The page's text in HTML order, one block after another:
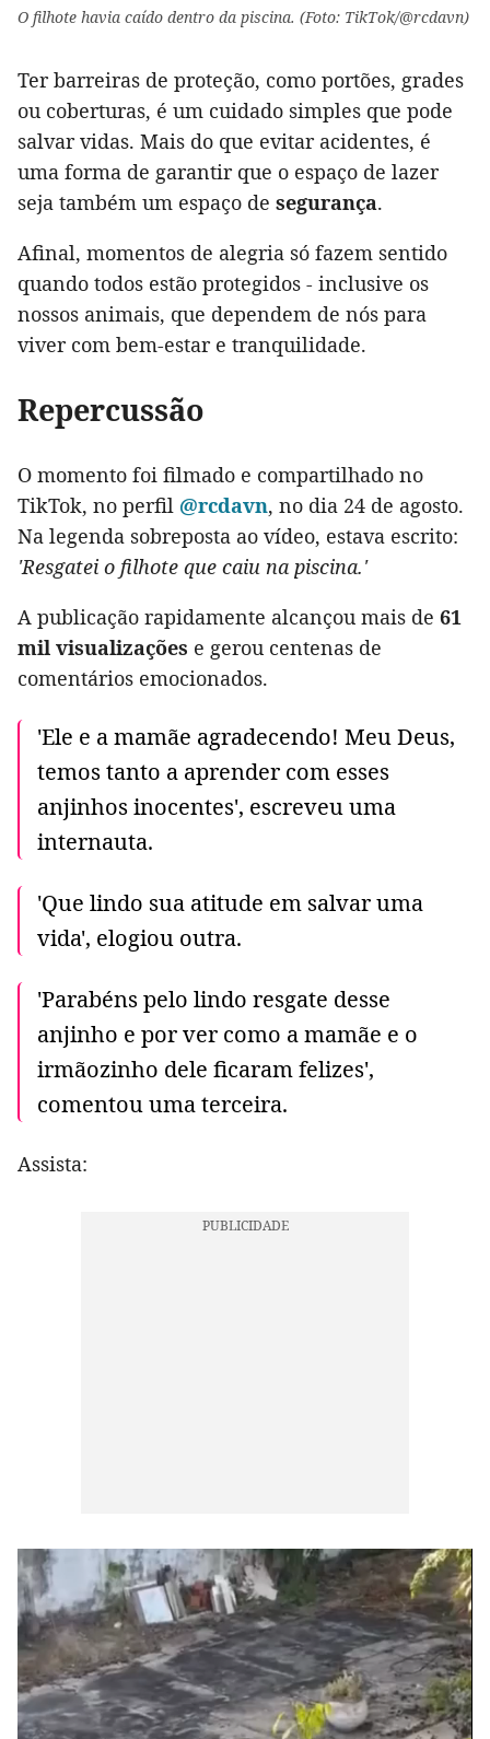
O filhote havia caído dentro da piscina. (Foto: TikTok/@rcdavn)
Ter barreiras de proteção, como portões, grades
ou coberturas, é um cuidado simples que pode
salvar vidas. Mais do que evitar acidentes, é
uma forma de garantir que o espaço de lazer
seja também um espaço de segurança.
Afinal, momentos de alegria só fazem sentido
quando todos estão protegidos - inclusive os
nossos animais, que dependem de nós para
viver com bem-estar e tranquilidade.
Repercussão
O momento foi filmado e compartilhado no
TikTok, no perfil @rcdavn, no dia 24 de agosto.
Na legenda sobreposta ao vídeo, estava escrito:
'Resgatei o filhote que caiu na piscina.'
A publicação rapidamente alcançou mais de 61
mil visualizações e gerou centenas de
comentários emocionados.
'Ele e a mamãe agradecendo! Meu Deus,
temos tanto a aprender com esses
anjinhos inocentes', escreveu uma
internauta.
'Que lindo sua atitude em salvar uma
vida', elogiou outra.
'Parabéns pelo lindo resgate desse
anjinho e por ver como a mamãe e o
irmãozinho dele ficaram felizes',
comentou uma terceira.
Assista: